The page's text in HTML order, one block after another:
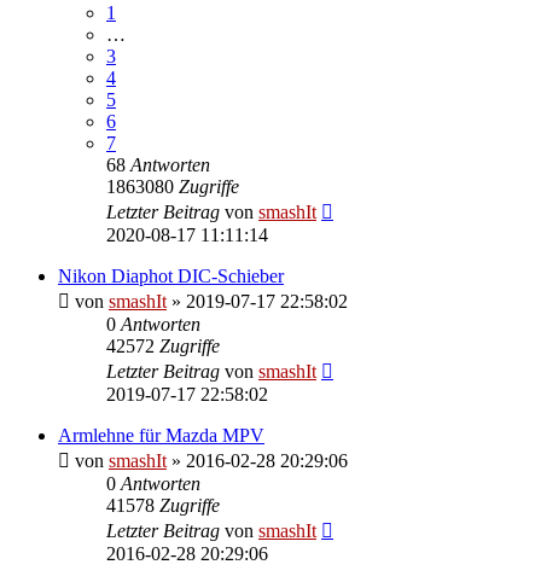
1
…
3
4
5
6
7
68 Antworten
1863080 Zugriffe
Letzter Beitrag von smashIt
2020-08-17 11:11:14
Nikon Diaphot DIC-Schieber
von smashIt » 2019-07-17 22:58:02
0 Antworten
42572 Zugriffe
Letzter Beitrag von smashIt
2019-07-17 22:58:02
Armlehne für Mazda MPV
von smashIt » 2016-02-28 20:29:06
0 Antworten
41578 Zugriffe
Letzter Beitrag von smashIt
2016-02-28 20:29:06